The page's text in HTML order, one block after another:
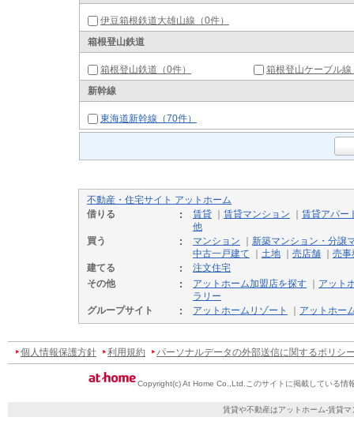
伊豆箱根鉄道大雄山線（0件）
箱根登山鉄道
箱根登山鉄道（0件）
箱根登山ケーブル
新幹線
東海道新幹線（70件）
不動産・住宅サイト アットホーム
借りる
賃貸 賃貸マンション
賃貸アパー
他
買う
マンション
新築マンション・分譲
中古一戸建て
土地 売店舗
売事
建てる
注文住宅
その他
アットホーム加盟店を探す
アット
ラリー
グループサイト
アットホームリゾート アットホー
個人情報保護方針 利用規約 パーソナルデータの外部送信に関するポリシ
Copyright(c) At Home Co.,Ltd. このサイトに掲載している情
賃貸や不動産はアットホーム-賃貸